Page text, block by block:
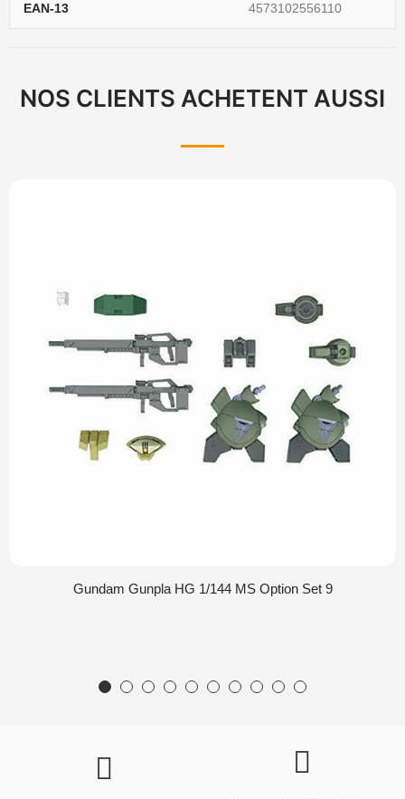
EAN-13 4573102556110
NOS CLIENTS ACHETENT AUSSI
Gundam Gunpla HG 1/144 MS Option Set 9